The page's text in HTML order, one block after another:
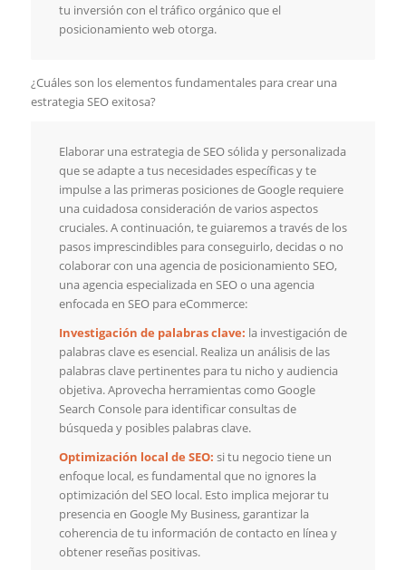
tu inversión con el tráfico orgánico que el
posicionamiento web otorga.
¿Cuáles son los elementos fundamentales para crear una
estrategia SEO exitosa?
Elaborar una estrategia de SEO sólida y personalizada
que se adapte a tus necesidades específicas y te
impulse a las primeras posiciones de Google requiere
una cuidadosa consideración de varios aspectos
cruciales. A continuación, te guiaremos a través de los
pasos imprescindibles para conseguirlo, decidas o no
colaborar con una agencia de posicionamiento SEO,
una agencia especializada en SEO o una agencia
enfocada en SEO para eCommerce:
Investigación de palabras clave: la investigación de
palabras clave es esencial. Realiza un análisis de las
palabras clave pertinentes para tu nicho y audiencia
objetiva. Aprovecha herramientas como Google
Search Console para identificar consultas de
búsqueda y posibles palabras clave.
Optimización local de SEO: si tu negocio tiene un
enfoque local, es fundamental que no ignores la
optimización del SEO local. Esto implica mejorar tu
presencia en Google My Business, garantizar la
coherencia de tu información de contacto en línea y
obtener reseñas positivas.